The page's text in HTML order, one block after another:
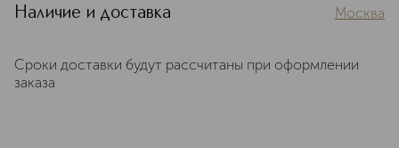
Наличие и доставка Москва
Сроки доставки будут рассчитаны при оформлении
заказа